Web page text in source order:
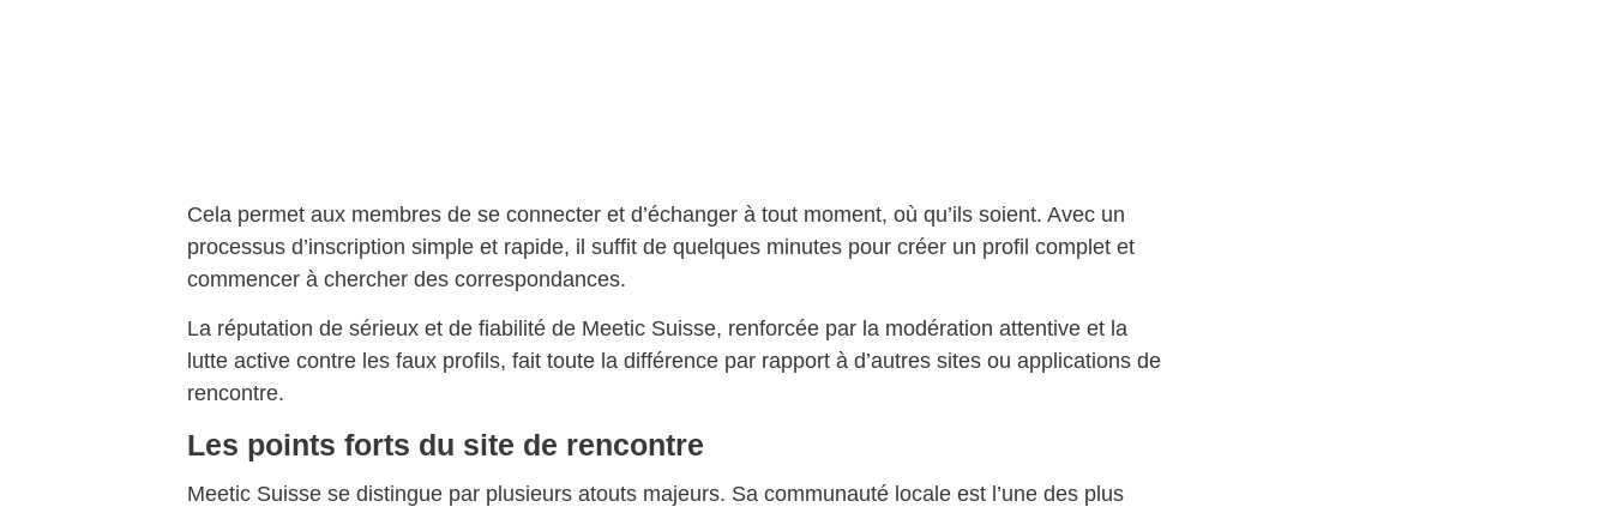
Cela permet aux membres de se connecter et d’échanger à tout moment, où qu’ils soient. Avec un
processus d’inscription simple et rapide, il suffit de quelques minutes pour créer un profil complet et
commencer à chercher des correspondances.
La réputation de sérieux et de fiabilité de Meetic Suisse, renforcée par la modération attentive et la
lutte active contre les faux profils, fait toute la différence par rapport à d’autres sites ou applications de
rencontre.
Les points forts du site de rencontre
Meetic Suisse se distingue par plusieurs atouts majeurs. Sa communauté locale est l’une des plus